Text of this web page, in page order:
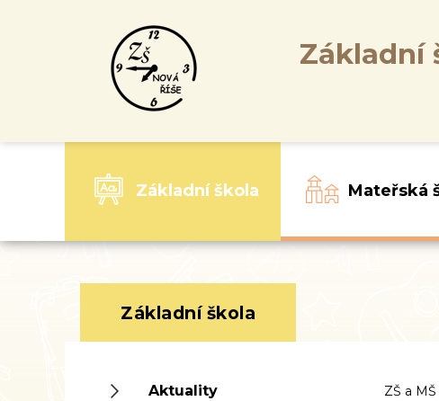
Základní
Základní škola Mateřská
ZŠ a
Základní škola
Aktuality